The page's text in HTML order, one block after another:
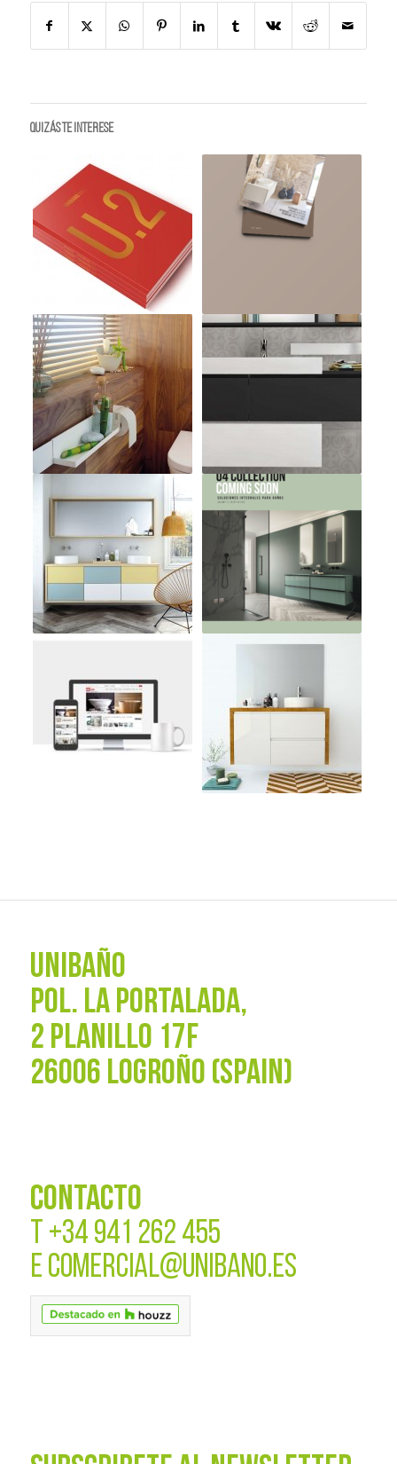
Quizás te interese
UNIBAÑO
POL. La Portalada,
2 PLANILLO 17F
26006 LOGROÑO (SPAIN)
CONTACTO
T +34 941 262 455
E COMERCIAL@UNIBANO.ES